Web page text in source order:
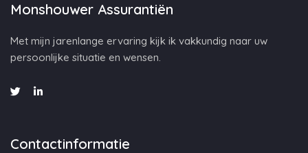
Monshouwer Assurantiën
Met mijn jarenlange ervaring kijk ik vakkundig naar uw
persoonlijke situatie en wensen.
Contactinformatie